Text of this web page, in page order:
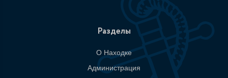
Разделы
О Находке
Администрация